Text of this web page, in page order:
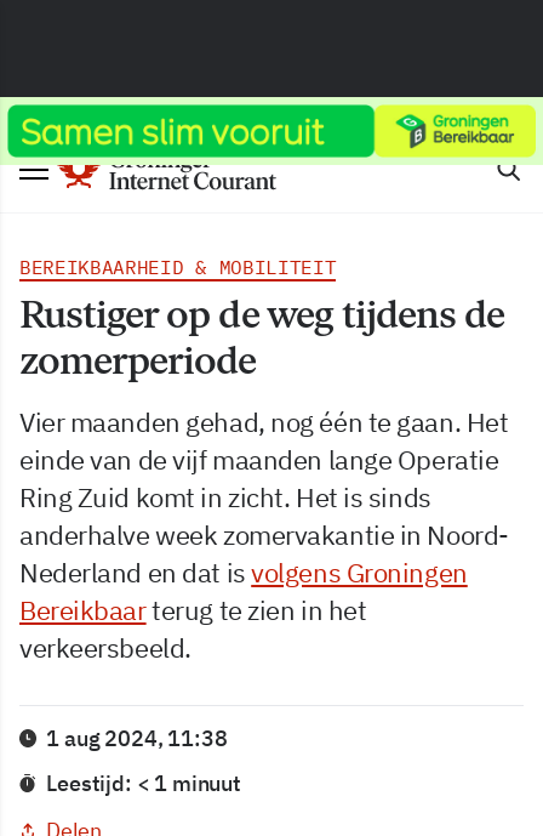
BEREIKBAARHEID & MOBILITEIT
Rustiger op de weg tijdens de
zomerperiode
Vier maanden gehad, nog één te gaan. Het
einde van de vijf maanden lange Operatie
Ring Zuid komt in zicht. Het is sinds
anderhalve week zomervakantie in Noord-
Nederland en dat isvolgens Groningen
Bereikbaarterug te zien in het
verkeersbeeld.
1 aug 2024, 11:38
Leestijd: < 1 minuut